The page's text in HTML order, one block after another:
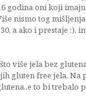
godina oni koji
nismo tog
a ako i prestaje :),
više jela bez
gluten free jela. Na
to bi trebalo